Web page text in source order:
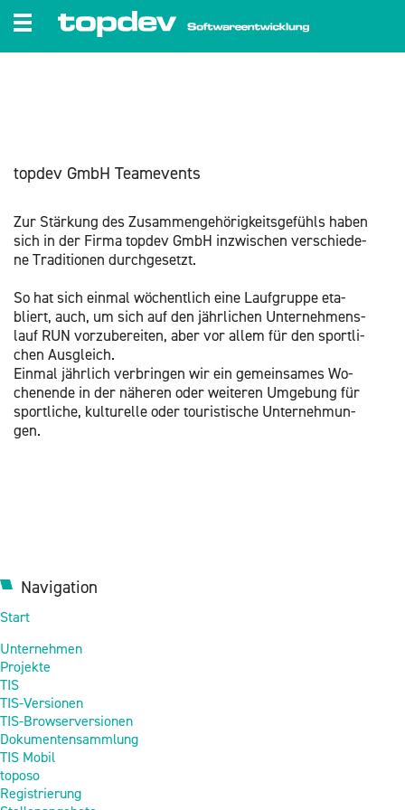
zum Inhalt wechseln
top­dev GmbH Tea­me­vents
Zur Stär­kung des Zu­sam­men­ge­hö­rig­keits­ge­fühls haben
sich in der Firma top­dev GmbH in­zwi­schen ver­schie­de­
ne Tra­di­tio­nen durch­ge­setzt.
So hat sich ein­mal wö­chent­lich eine Lauf­grup­pe eta­
bliert, auch, um sich auf den jähr­li­chen Un­ter­neh­mens­
lauf RUN vor­zu­be­rei­ten, aber vor allem für den sport­li­
chen Aus­gleich.
Ein­mal jähr­lich ver­brin­gen wir ein ge­mein­sa­mes Wo­
chen­en­de in der nä­he­ren oder wei­te­ren Um­ge­bung für
sport­li­che, kul­tu­rel­le oder tou­ris­ti­sche Un­ter­neh­mun­
gen.
Navigation
Start
Unternehmen
Projekte
TIS
TIS-Versionen
TIS-Browserversionen
Dokumentensammlung
TIS Mobil
toposo
Registrierung